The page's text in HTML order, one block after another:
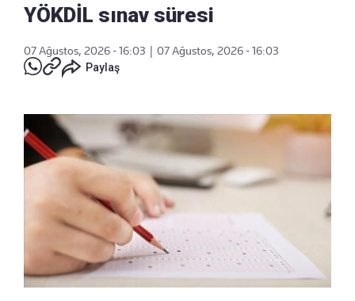
YÖKDİL sınav süresi
07 Ağustos, 2026 - 16:03
07 Ağustos, 2026 - 16:03
Paylaş